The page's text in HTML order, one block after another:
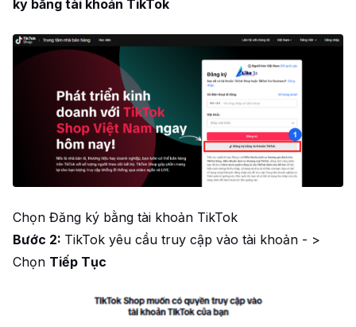
ký bằng tài khoản TikTok
Chọn Đăng ký bằng tài khoản TikTok
Bước 2: TikTok yêu cầu truy cập vào tài khoản - >
Chọn Tiếp Tục